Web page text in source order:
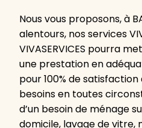
Nous vous proposons, à
alentours, nos services
VIVASERVICES pourra
une prestation en
pour 100% de
besoins en toutes
d’un besoin de ménage
domicile, lavage de vitre,